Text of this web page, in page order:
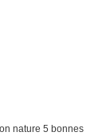
nature 5 bonnes